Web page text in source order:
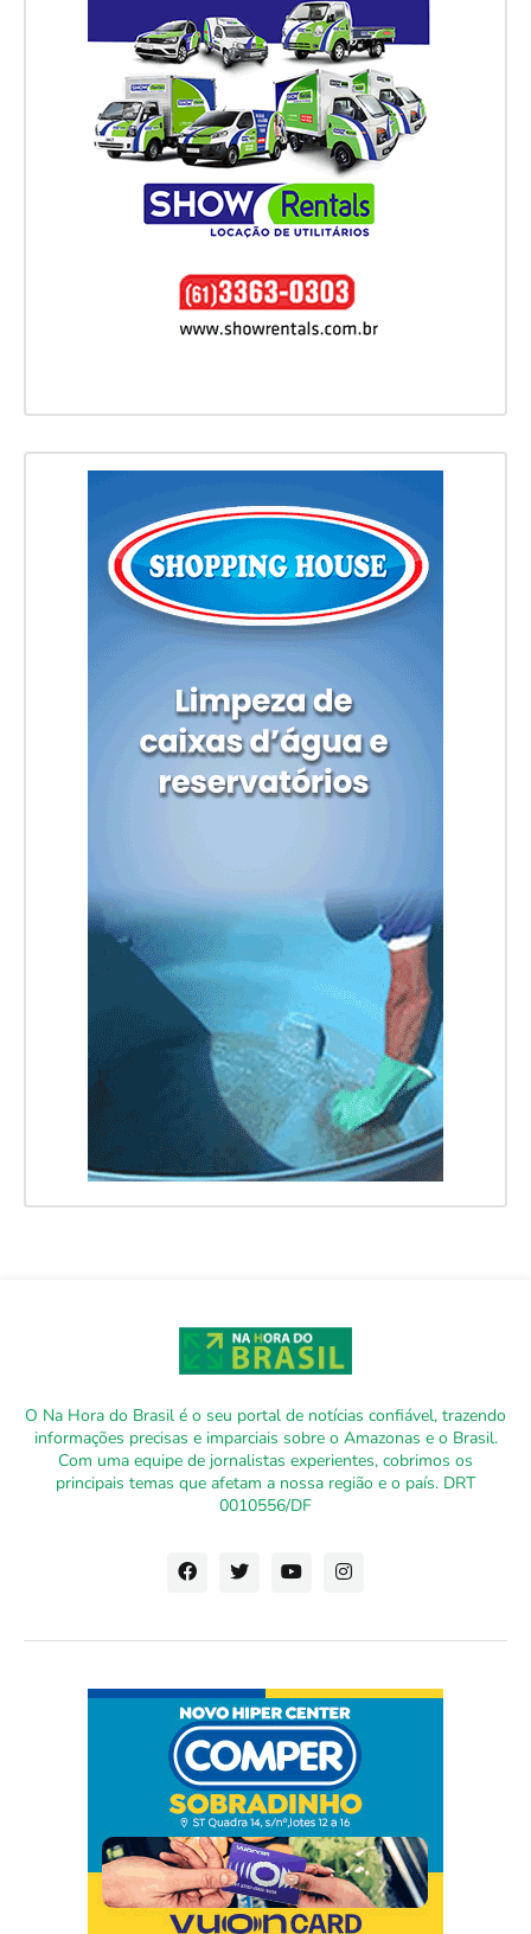
O Na Hora do Brasil é o seu portal de notícias confiável, trazendo
informações precisas e imparciais sobre o Amazonas e o Brasil.
Com uma equipe de jornalistas experientes, cobrimos os
principais temas que afetam a nossa região e o país. DRT
0010556/DF